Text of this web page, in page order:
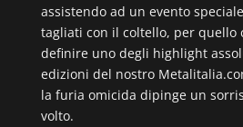
assistendo ad un evento
tagliati con il coltello, per quello
definire uno degli highlight
edizioni del nostro
la furia omicida dipinge un
volto.